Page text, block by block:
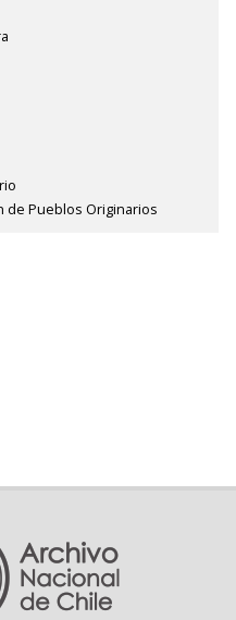
de Pueblos Originarios